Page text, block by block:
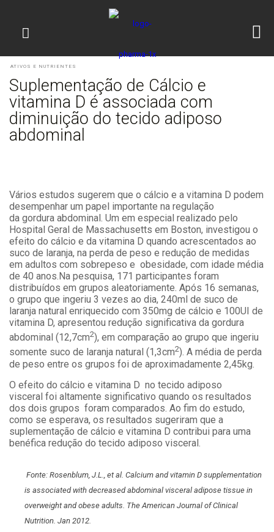
ATIVOS E NUTRIENTES
Suplementação de Cálcio e
vitamina D é associada com
diminuição do tecido adiposo
abdominal
Vários estudos sugerem que o cálcio e a vitamina D podem
desempenhar um papel importante na regulação
da gordura abdominal. Um em especial realizado pelo
Hospital Geral de Massachusetts em Boston, investigou o
efeito do cálcio e da vitamina D quando acrescentados ao
suco de laranja, na perda de peso e redução de medidas
em adultos com sobrepeso e obesidade, com idade média
de 40 anos.Na pesquisa, 171 participantes foram
distribuídos em grupos aleatoriamente. Após 16 semanas,
o grupo que ingeriu 3 vezes ao dia, 240ml de suco de
laranja natural enriquecido com 350mg de cálcio e 100UI de
vitamina D, apresentou redução significativa da gordura
abdominal (12,7cm2), em comparação ao grupo que ingeriu
somente suco de laranja natural (1,3cm2). A média de perda
de peso entre os grupos foi de aproximadamente 2,45kg.
O efeito do cálcio e vitamina D no tecido adiposo
visceral foi altamente significativo quando os resultados
dos dois grupos foram comparados. Ao fim do estudo,
como se esperava, os resultados sugeriram que a
suplementação de cálcio e vitamina D contribui para uma
benéfica redução do tecido adiposo visceral.
Fonte: Rosenblum, J.L., et al. Calcium and vitamin D supplementation
is associated with decreased abdominal visceral adipose tissue in
overweight and obese adults. The American Journal of Clinical
Nutrition. Jan 2012.